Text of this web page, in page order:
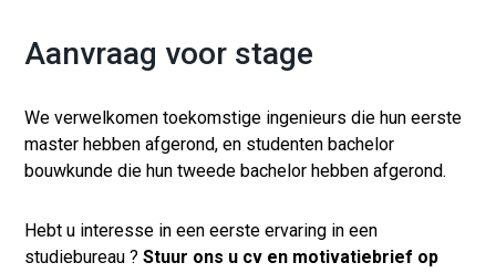
Aanvraag voor stage
We verwelkomen toekomstige ingenieurs die hun eerste
master hebben afgerond, en studenten bachelor
bouwkunde die hun tweede bachelor hebben afgerond.
Hebt u interesse in een eerste ervaring in een
studiebureau ? Stuur ons u cv en motivatiebrief op